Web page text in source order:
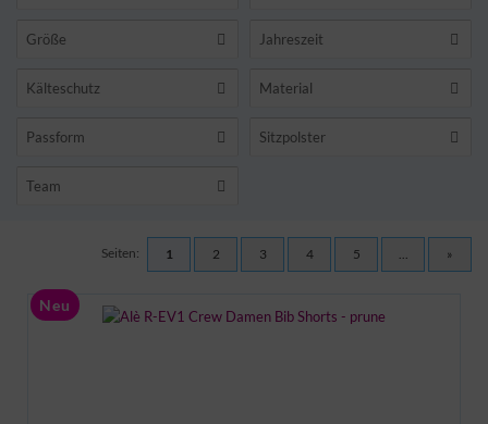
Größe Jahreszeit
Kälteschutz Material
Passform Sitzpolster
Team
Seiten: 1 2 3 4 5 »
Neu